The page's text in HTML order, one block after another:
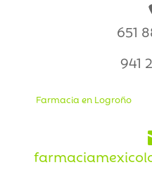
651
941
Farmacia en Logroño